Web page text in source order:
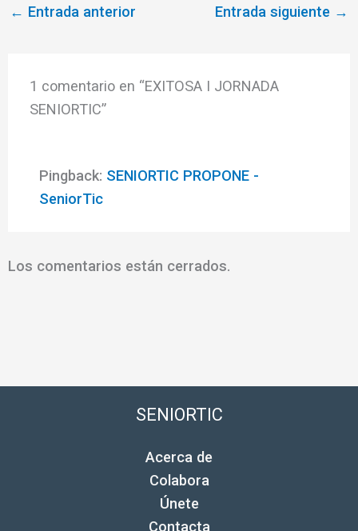
← Entrada anterior Entrada siguiente →
1 comentario en “EXITOSA I JORNADA
SENIORTIC”
Pingback: SENIORTIC PROPONE -
SeniorTic
Los comentarios están cerrados.
SENIORTIC
Acerca de
Colabora
Únete
Contacta